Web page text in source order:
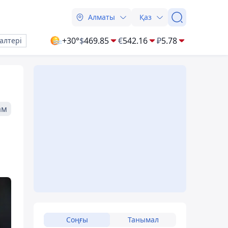
Алматы Қаз
+30°$469.85 €542.16 ₽5.78
Соңғы Танымал